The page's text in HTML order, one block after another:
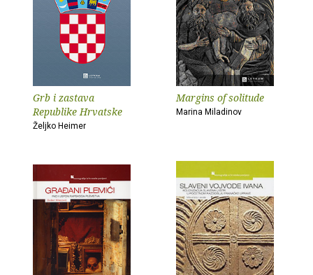
Grb i zastava
Republike Hrvatske
Željko Heimer
Margins of solitude
Marina Miladinov